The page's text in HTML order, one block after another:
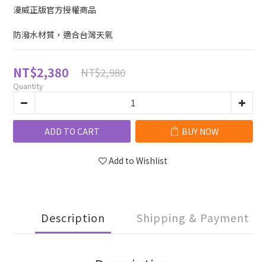
漫威正版官方授權商品
防潑水材質，適合台灣天氣
NT$2,380 NT$2,980
Quantity
ADD TO CART BUY NOW
Add to Wishlist
Description Shipping & Payment